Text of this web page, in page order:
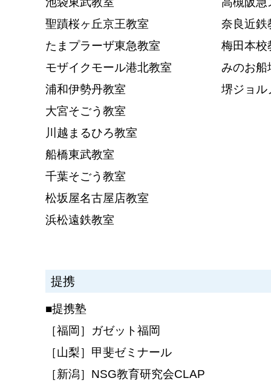
聖蹟桜ヶ丘京王教室
たまプラーザ東急教室
モザイクモール港北教室
浦和伊勢丹教室
大宮そごう教室
川越まるひろ教室
船橋東武教室
千葉そごう教室
松坂屋名古屋店教室
浜松遠鉄教室
奈良近鉄
梅田本校
みのお船
堺ジョル
提携
■提携塾
［福岡］ガゼット福岡
［山梨］甲斐ゼミナール
［新潟］NSG教育研究会CLAP